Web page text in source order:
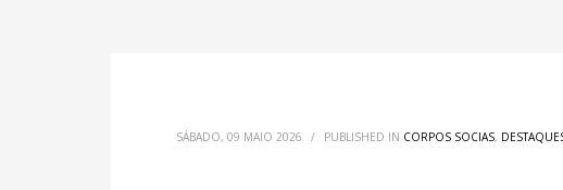
SÁBADO, 09 MAIO 2026 / PUBLISHED IN CORPOS SOCIAS,